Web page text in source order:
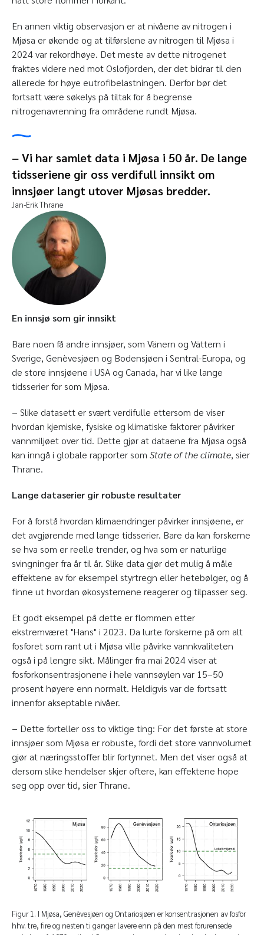
En annen viktig observasjon er at nivåene av nitrogen i
Mjøsa er økende og at tilførslene av nitrogen til Mjøsa i
2024 var rekordhøye. Det meste av dette nitrogenet
fraktes videre ned mot Oslofjorden, der det bidrar til den
allerede for høye eutrofibelastningen. Derfor bør det
fortsatt være søkelys på tiltak for å begrense
nitrogenavrenning fra områdene rundt Mjøsa.
− Vi har samlet data i Mjøsa i 50 år. De lange
tidsseriene gir oss verdifull innsikt om
innsjøer langt utover Mjøsas bredder.
Jan-Erik Thrane
En innsjø som gir innsikt
Bare noen få andre innsjøer, som Vänern og Vättern i
Sverige, Genèvesjøen og Bodensjøen i Sentral-Europa, og
de store innsjøene i USA og Canada, har vi like lange
tidsserier for som Mjøsa.
− Slike datasett er svært verdifulle ettersom de viser
hvordan kjemiske, fysiske og klimatiske faktorer påvirker
vannmiljøet over tid. Dette gjør at dataene fra Mjøsa også
kan inngå i globale rapporter som State of the climate, sier
Thrane.
Lange dataserier gir robuste resultater
For å forstå hvordan klimaendringer påvirker innsjøene, er
det avgjørende med lange tidsserier. Bare da kan forskerne
se hva som er reelle trender, og hva som er naturlige
svingninger fra år til år. Slike data gjør det mulig å måle
effektene av for eksempel styrtregn eller hetebølger, og å
finne ut hvordan økosystemene reagerer og tilpasser seg.
Et godt eksempel på dette er flommen etter
ekstremværet "Hans" i 2023. Da lurte forskerne på om alt
fosforet som rant ut i Mjøsa ville påvirke vannkvaliteten
også i på lengre sikt. Målinger fra mai 2024 viser at
fosforkonsentrasjonene i hele vannsøylen var 15–50
prosent høyere enn normalt. Heldigvis var de fortsatt
innenfor akseptable nivåer.
− Dette forteller oss to viktige ting: For det første at store
innsjøer som Mjøsa er robuste, fordi det store vannvolumet
gjør at næringsstoffer blir fortynnet. Men det viser også at
dersom slike hendelser skjer oftere, kan effektene hope
seg opp over tid, sier Thrane.
Figur 1. I Mjøsa, Genèvesjøen og Ontariosjøen er konsentrasjonen av fosfor
hhv. tre, fire og nesten ti ganger lavere enn på den mest forurensede